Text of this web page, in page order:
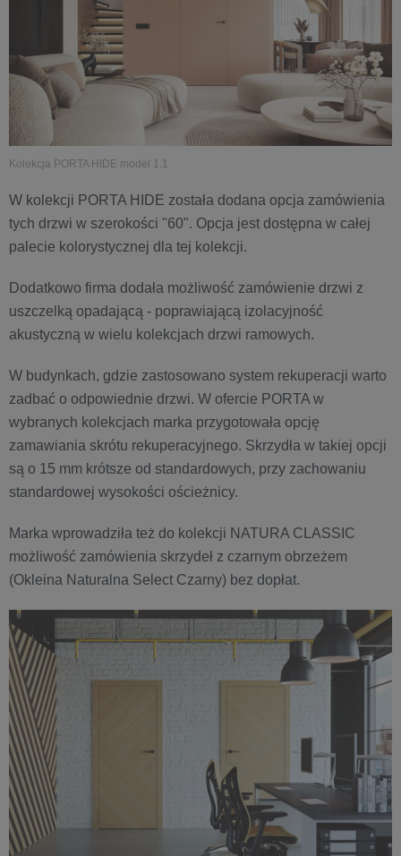
Kolekcja PORTA HIDE model 1.1
W kolekcji PORTA HIDE została dodana opcja zamówienia
tych drzwi w szerokości "60". Opcja jest dostępna w całej
palecie kolorystycznej dla tej kolekcji.
Dodatkowo firma dodała możliwość zamówienie drzwi z
uszczelką opadającą - poprawiającą izolacyjność
akustyczną w wielu kolekcjach drzwi ramowych.
W budynkach, gdzie zastosowano system rekuperacji warto
zadbać o odpowiednie drzwi. W ofercie PORTA w
wybranych kolekcjach marka przygotowała opcję
zamawiania skrótu rekuperacyjnego. Skrzydła w takiej opcji
są o 15 mm krótsze od standardowych, przy zachowaniu
standardowej wysokości ościeżnicy.
Marka wprowadziła też do kolekcji NATURA CLASSIC
możliwość zamówienia skrzydeł z czarnym obrzeżem
(Okleina Naturalna Select Czarny) bez dopłat.